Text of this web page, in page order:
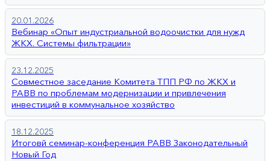
20.01.2026
Вебинар «Опыт индустриальной водоочистки для нужд
ЖКХ. Системы фильтрации»
23.12.2025
Совместное заседание Комитета ТПП РФ по ЖКХ и
РАВВ по проблемам модернизации и привлечения
инвестиций в коммунальное хозяйство
18.12.2025
Итоговй семинар-конференция РАВВ Законодательный
Новый Год